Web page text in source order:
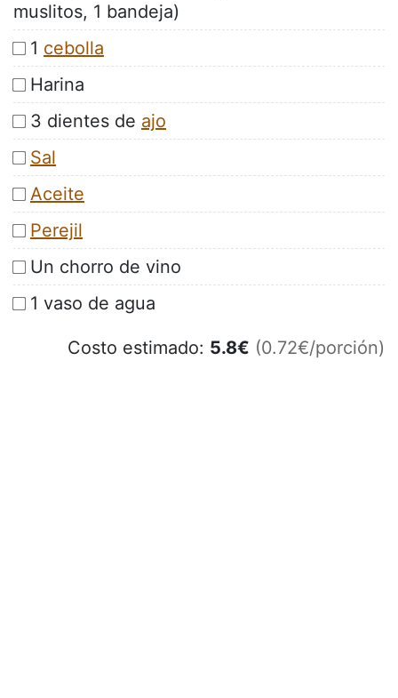
muslitos, 1 bandeja)
1 cebolla
Harina
3 dientes de ajo
Sal
Aceite
Perejil
Un chorro de vino
1 vaso de agua
Costo estimado: 5.8€ (0.72€/porción)